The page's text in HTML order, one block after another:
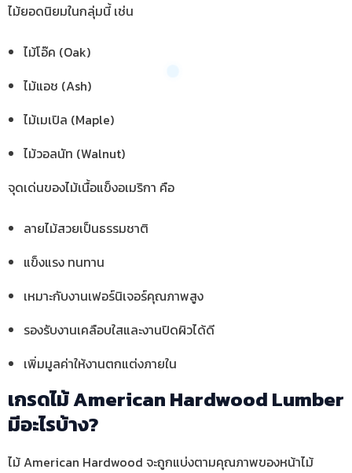
ไม้ยอดนิยมในกลุ่มนี้ เช่น
ไม้โอ๊ค (Oak)
ไม้แอช (Ash)
ไม้เมเปิล (Maple)
ไม้วอลนัท (Walnut)
จุดเด่นของไม้เนื้อแข็งอเมริกา คือ
ลายไม้สวยเป็นธรรมชาติ
แข็งแรง ทนทาน
เหมาะกับงานเฟอร์นิเจอร์คุณภาพสูง
รองรับงานเคลือบใสและงานปิดผิวได้ดี
เพิ่มมูลค่าให้งานตกแต่งภายใน
เกรดไม้ American Hardwood Lumber
มีอะไรบ้าง?
ไม้ American Hardwood จะถูกแบ่งตามคุณภาพของหน้าไม้